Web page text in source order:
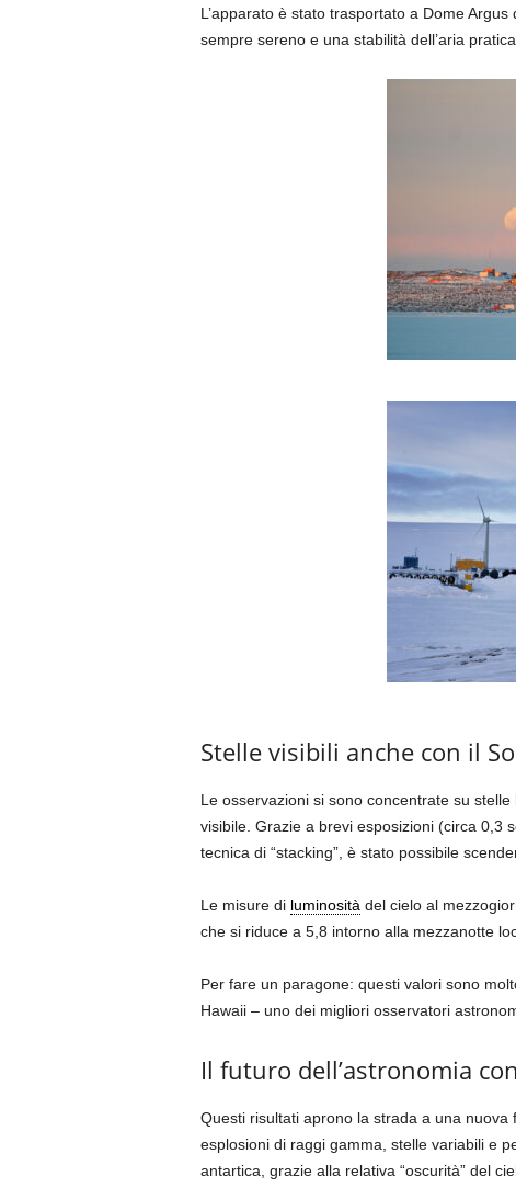
L’apparato è stato trasportato a Dome Argus
sempre sereno e una stabilità dell’aria
Stelle visibili anche con il
Le osservazioni si sono concentrate su
visibile. Grazie a brevi esposizioni (circa 0,3
tecnica di “stacking”, è stato possibile
Le misure di luminosità del cielo al
che si riduce a 5,8 intorno alla mezzanotte
Per fare un paragone: questi valori sono
Hawaii – uno dei migliori osservatori
Il futuro dell’astronomia
Questi risultati aprono la strada a una nuova
esplosioni di raggi gamma, stelle variabili e
antartica, grazie alla relativa “oscurità” del